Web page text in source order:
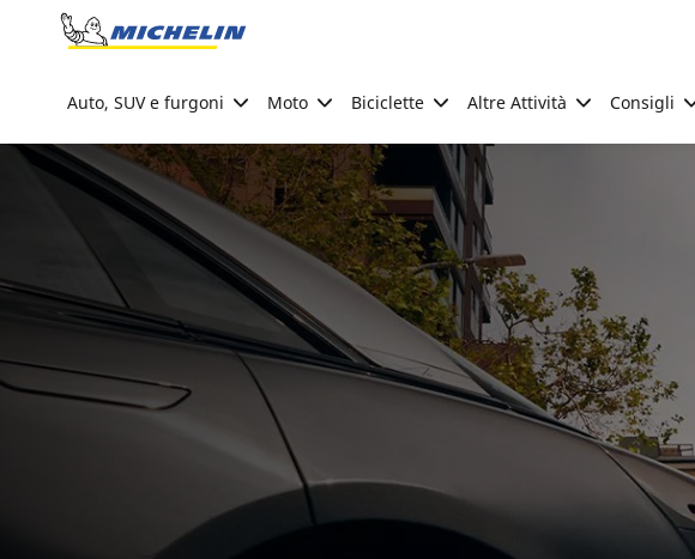
Go to page content
Auto, SUV e furgoni Moto Biciclette Altre Attività Consigli